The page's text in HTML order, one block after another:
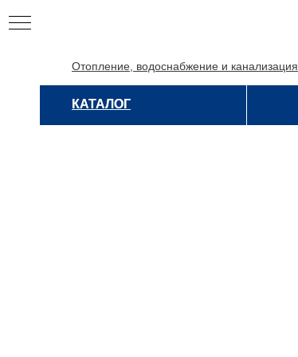
КАТАЛОГ
КАТАЛОГ
Отопление, водоснабжение и канализация